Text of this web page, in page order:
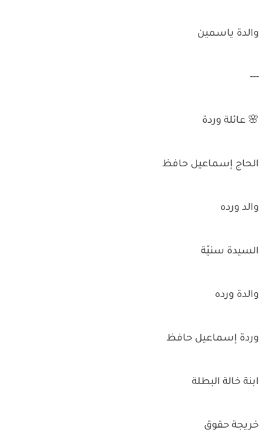
والدة ياسمين
---
🌸 عائلة وردة
الحاج إسماعيل حافظ
والد ورده
السيدة سنيّة
والدة ورده
وردة إسماعيل حافظ
ابنة خالة البطلة
خريجة حقوق